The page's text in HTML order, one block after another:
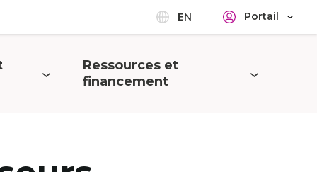
EN Portail
Ouvrir
Ressources et
financement